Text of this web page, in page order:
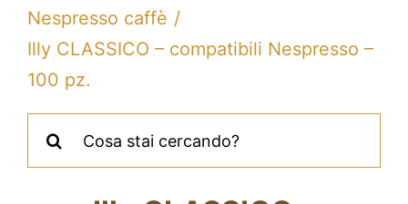
Acqua & SodaStream
Assistenza tecnica
Fidelity
Blog
Nespresso caffè
Illy CLASSICO – compatibili Nespresso –
100 pz.
per: